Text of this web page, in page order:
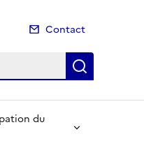
Contact
du